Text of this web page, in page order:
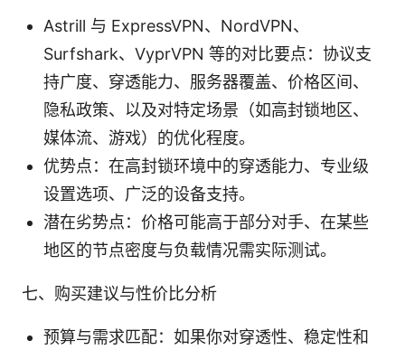
Astrill 与 ExpressVPN、NordVPN、
Surfshark、VyprVPN 等的对比要点：协议支
持广度、穿透能力、服务器覆盖、价格区间、
隐私政策、以及对特定场景（如高封锁地区、
媒体流、游戏）的优化程度。
优势点：在高封锁环境中的穿透能力、专业级
设置选项、广泛的设备支持。
潜在劣势点：价格可能高于部分对手、在某些
地区的节点密度与负载情况需实际测试。
七、购买建议与性价比分析
预算与需求匹配：如果你对穿透性、稳定性和